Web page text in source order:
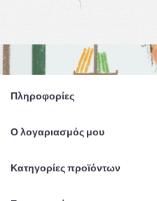
Πληροφορίες
Ο λογαριασμός μου
Κατηγορίες προϊόντων